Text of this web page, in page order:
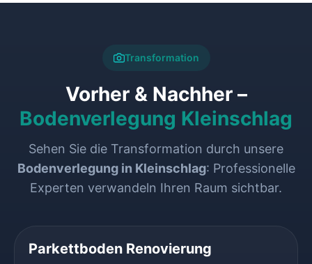
Transformation
Vorher & Nachher –
Bodenverlegung Kleinschlag
Sehen Sie die Transformation durch unsere
Bodenverlegung in Kleinschlag: Professionelle
Experten verwandeln Ihren Raum sichtbar.
Parkettboden Renovierung